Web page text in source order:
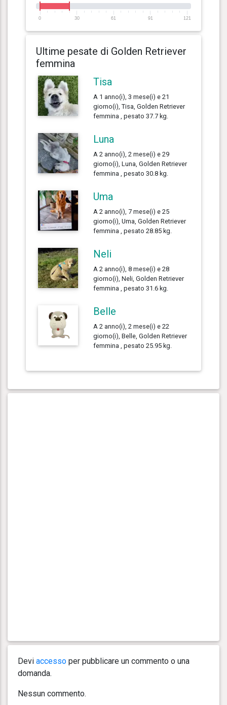
0 30 61 91 121
Ultime pesate di Golden Retriever
femmina
Tisa
A 1 anno(i), 3 mese(i) e 21
giorno(i), Tisa, Golden Retriever
femmina , pesato 37.7 kg.
Luna
A 2 anno(i), 2 mese(i) e 29
giorno(i), Luna, Golden Retriever
femmina , pesato 30.8 kg.
Uma
A 2 anno(i), 7 mese(i) e 25
giorno(i), Uma, Golden Retriever
femmina , pesato 28.85 kg.
Neli
A 2 anno(i), 8 mese(i) e 28
giorno(i), Neli, Golden Retriever
femmina , pesato 31.6 kg.
Belle
A 2 anno(i), 2 mese(i) e 22
giorno(i), Belle, Golden Retriever
femmina , pesato 25.95 kg.
Devi accesso per pubblicare un commento o una
domanda.
Nessun commento.